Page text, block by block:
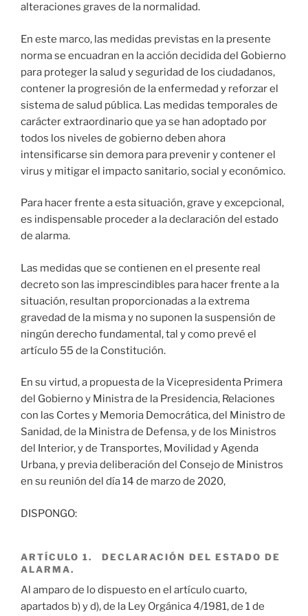
alteraciones graves de la normalidad.
En este marco, las medidas previstas en la presente
norma se encuadran en la acción decidida del Gobierno
para proteger la salud y seguridad de los ciudadanos,
contener la progresión de la enfermedad y reforzar el
sistema de salud pública. Las medidas temporales de
carácter extraordinario que ya se han adoptado por
todos los niveles de gobierno deben ahora
intensificarse sin demora para prevenir y contener el
virus y mitigar el impacto sanitario, social y económico.
Para hacer frente a esta situación, grave y excepcional,
es indispensable proceder a la declaración del estado
de alarma.
Las medidas que se contienen en el presente real
decreto son las imprescindibles para hacer frente a la
situación, resultan proporcionadas a la extrema
gravedad de la misma y no suponen la suspensión de
ningún derecho fundamental, tal y como prevé el
artículo 55 de la Constitución.
En su virtud, a propuesta de la Vicepresidenta Primera
del Gobierno y Ministra de la Presidencia, Relaciones
con las Cortes y Memoria Democrática, del Ministro de
Sanidad, de la Ministra de Defensa, y de los Ministros
del Interior, y de Transportes, Movilidad y Agenda
Urbana, y previa deliberación del Consejo de Ministros
en su reunión del día 14 de marzo de 2020,
DISPONGO:
ARTÍCULO 1. DECLARACIÓN DEL ESTADO DE
ALARMA.
Al amparo de lo dispuesto en el artículo cuarto,
apartados b) y d), de la Ley Orgánica 4/1981, de 1 de